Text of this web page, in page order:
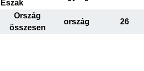
Észak
Ország
összesen
ország 26